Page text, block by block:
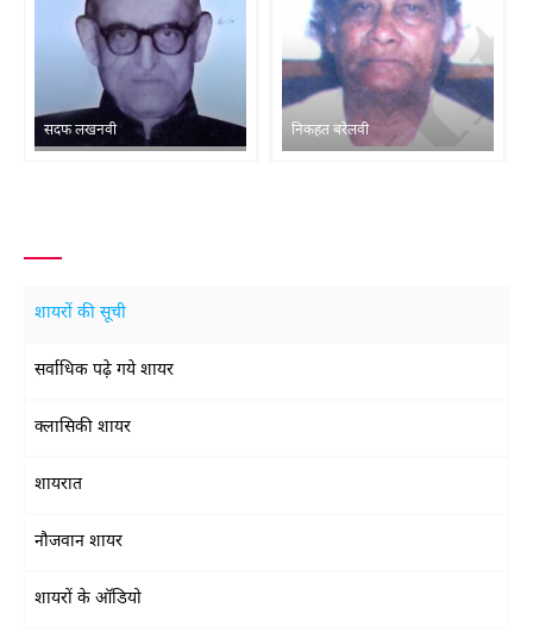
सदफ लखनवी निकहत बरेलवी
शायरों की सूची
सर्वाधिक पढ़े गये शायर
क्लासिकी शायर
शायरात
नौजवान शायर
शायरों के ऑडियो